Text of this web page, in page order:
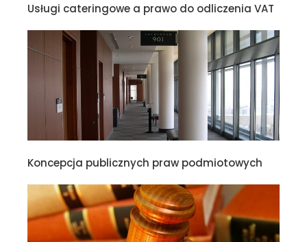
Usługi cateringowe a prawo do odliczenia VAT
Koncepcja publicznych praw podmiotowych